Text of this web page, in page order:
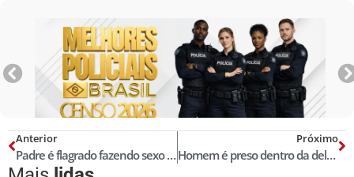
Anterior
Padre é flagrado fazendo sexo na casa paroquial com criança de 7 anos no RJ
Próximo
Homem é preso dentro da delegacia com um revólver 38 na cintura